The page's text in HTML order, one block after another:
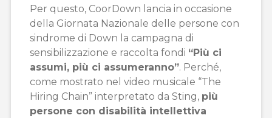
Per questo, CoorDown lancia in occasione
della Giornata Nazionale delle persone con
sindrome di Down la campagna di
sensibilizzazione e raccolta fondi “Più ci
assumi, più ci assumeranno”. Perché,
come mostrato nel video musicale “The
Hiring Chain” interpretato da Sting, più
persone con disabilità intellettiva